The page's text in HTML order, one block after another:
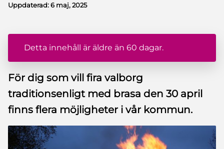
Uppdaterad:6 maj, 2025
Detta innehåll är äldre än 60 dagar.
För dig som vill fira valborg
traditionsenligt med brasa den 30 april
finns flera möjligheter i vår kommun.